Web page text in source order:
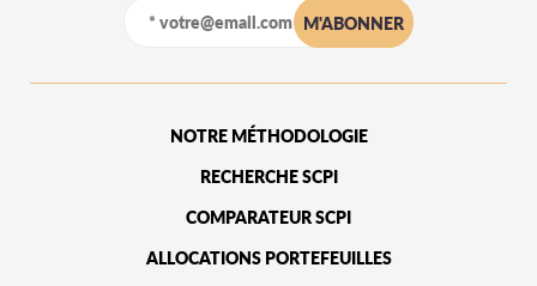
NOTRE MÉTHODOLOGIE
RECHERCHE SCPI
COMPARATEUR SCPI
ALLOCATIONS PORTEFEUILLES